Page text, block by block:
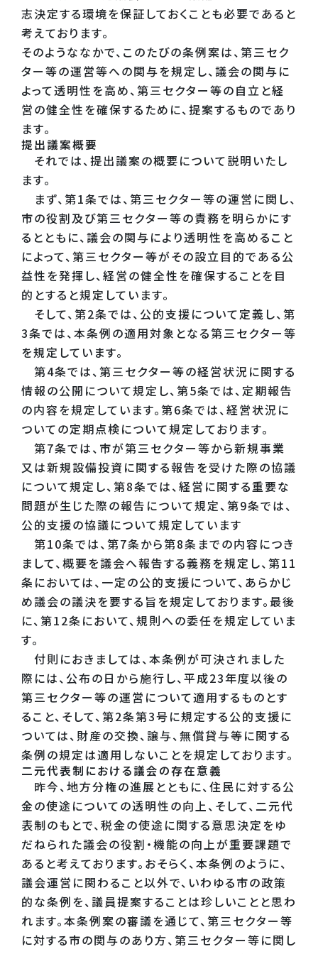
志決定する環境を保証しておくことも必要であると
考えております。
そのようななかで、このたびの条例案は、第三セク
ター等の運営等への関与を規定し、議会の関与に
よって透明性を高め、第三セクター等の自立と経
営の健全性を確保するために、提案するものであり
ます。
提出議案概要
それでは、提出議案の概要について説明いたし
ます。
まず、第1条では、第三セクター等の運営に関し、
市の役割及び第三セクター等の責務を明らかにす
るとともに、議会の関与により透明性を高めること
によって、第三セクター等がその設立目的である公
益性を発揮し、経営の健全性を確保することを目
的とすると規定しています。
そして、第2条では、公的支援について定義し、第
3条では、本条例の適用対象となる第三セクター等
を規定しています。
第4条では、第三セクター等の経営状況に関する
情報の公開について規定し、第5条では、定期報告
の内容を規定しています。第6条では、経営状況に
ついての定期点検について規定しております。
第7条では、市が第三セクター等から新規事業
又は新規設備投資に関する報告を受けた際の協議
について規定し、第8条では、経営に関する重要な
問題が生じた際の報告について規定、第9条では、
公的支援の協議について規定しています
第10条では、第7条から第8条までの内容につき
まして、概要を議会へ報告する義務を規定し、第11
条においては、一定の公的支援について、あらかじ
め議会の議決を要する旨を規定しております。最後
に、第12条において、規則への委任を規定していま
す。
付則におきましては、本条例が可決されました
際には、公布の日から施行し、平成23年度以後の
第三セクター等の運営について適用するものとす
ること、そして、第2条第3号に規定する公的支援に
ついては、財産の交換、譲与、無償貸与等に関する
条例の規定は適用しないことを規定しております。
二元代表制における議会の存在意義
昨今、地方分権の進展とともに、住民に対する公
金の使途についての透明性の向上、そして、二元代
表制のもとで、税金の使途に関する意思決定をゆ
だねられた議会の役割・機能の向上が重要課題で
あると考えております。おそらく、本条例のように、
議会運営に関わること以外で、いわゆる市の政策
的な条例を、議員提案することは珍しいことと思わ
れます。本条例案の審議を通じて、第三セクター等
に対する市の関与のあり方、第三セクター等に関し